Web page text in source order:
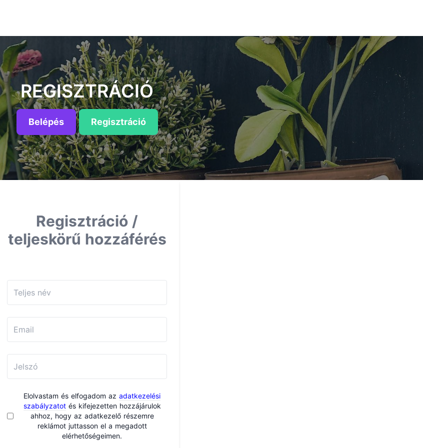
REGISZTRÁCIÓ
Belépés Regisztráció
Regisztráció /
teljeskörű hozzáférés
Elolvastam és elfogadom azadatkezelési
szabályzatotés kifejezetten hozzájárulok
ahhoz, hogy az adatkezelő részemre
reklámot juttasson el a megadott
elérhetőségeimen.